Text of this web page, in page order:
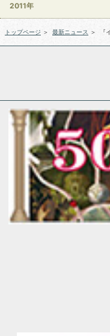
2011年
トップページ ＞ 最新ニュース ＞